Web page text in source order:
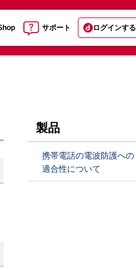
サポート ログインする
製品
携帯電話の電波防護への
適合性について